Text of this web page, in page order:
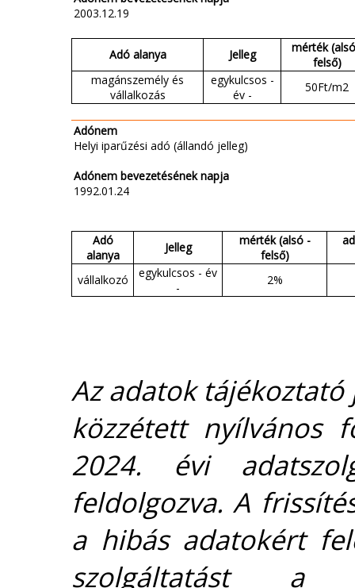
2003.12.19
Adó alanya Jelleg
mérték
felső)
magánszemély és
vállalkozás
egykulcsos -
év -
50Ft/m2
Adónem
Helyi iparűzési adó (állandó jelleg)
Adónem bevezetésének napja
1992.01.24
Adó
alanya
Jelleg
mérték (alsó -
felső)
vállalkozó
egykulcsos - év
-
2%
Az adatok
közzétett nyílvános
2024. évi
feldolgozva. A
a hibás adatokért
szolgáltatást